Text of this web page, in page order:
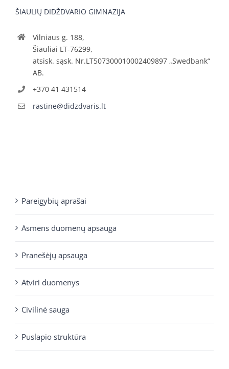
ŠIAULIŲ DIDŽDVARIO GIMNAZIJA
Vilniaus g. 188,
Šiauliai LT-76299,
atsisk. sąsk. Nr.LT507300010002409897 „Swedbank“
AB.
+370 41 431514
rastine@didzdvaris.lt
Pareigybių aprašai
Asmens duomenų apsauga
Pranešėjų apsauga
Atviri duomenys
Civilinė sauga
Puslapio struktūra